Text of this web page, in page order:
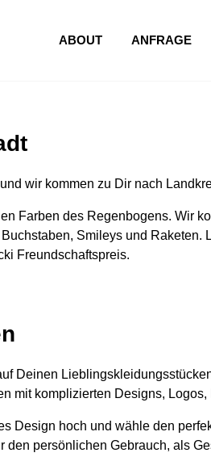
ABOUT ANFRAGE
wir kommen zu Dir nach
Farben des Regenbogens. Wir
Smileys und Raketen.
Freundschaftspreis.
Deinen
mit komplizierten Designs,
Design hoch und wähle den
persönlichen Gebrauch, als